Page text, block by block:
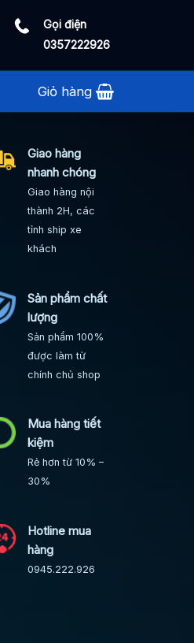
Gọi điện
0357222926
Giỏ hàng
Giao hàng
nhanh chóng
Giao hàng nội
thành 2H, các
tỉnh ship xe
khách
Sản phẩm chất
lượng
Sản phẩm 100%
được làm từ
chính chủ shop
Mua hàng tiết
kiệm
Rẻ hơn từ 10% –
30%
Hotline mua
hàng
0945.222.926